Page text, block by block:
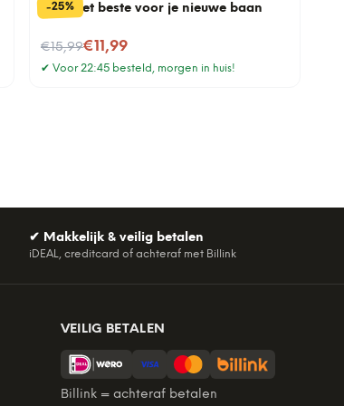
-25%
Mok Het beste voor je nieuwe baan
€15,99
Nu voor€11,99
✔ Voor 22:45 besteld, morgen in huis!
✔ Makkelijk & veilig betalen
iDEAL, creditcard of achteraf met Billink
VEILIG BETALEN
Billink = achteraf betalen